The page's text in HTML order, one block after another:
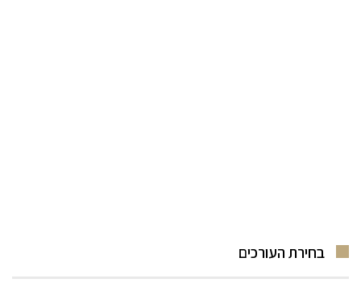
בחירת העורכים